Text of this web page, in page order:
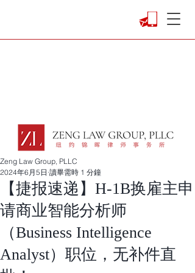
【捷报速递】H-1B换雇主申
请商业智能分析师
（Business Intelligence
Analyst）职位，无补件直
Zeng Law Group, PLLC
2024年6月5日 讀畢需時 1 分鐘